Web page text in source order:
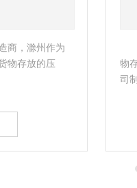
些托盘进行货
，立即为该公
公